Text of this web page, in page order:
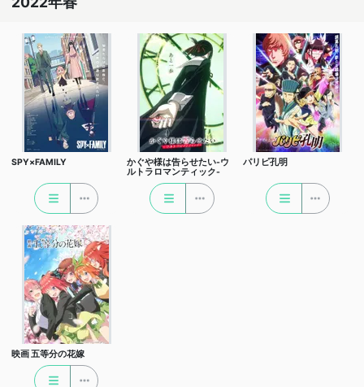
SPY×FAMILY
かぐや様は告らせたい-ウ
ルトラロマンティック-
パリピ孔明
映画 五等分の花嫁